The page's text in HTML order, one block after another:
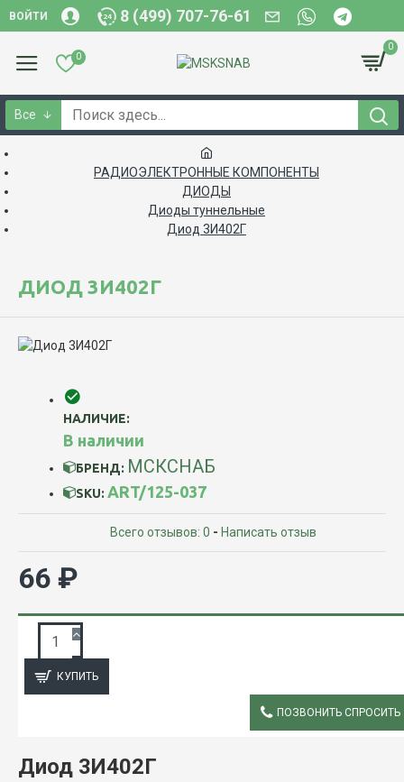
ВОЙТИ 8 (499) 707-76-61
0
0
Все
РАДИОЭЛЕКТРОННЫЕ КОМПОНЕНТЫ
ДИОДЫ
Диоды туннельные
Диод 3И402Г
ДИОД 3И402Г
НАЛИЧИЕ:
В наличии
БРЕНД: МСКСНАБ
SKU: ART/125-037
Всего отзывов: 0 - Написать отзыв
66 ₽
КУПИТЬ
ПОЗВОНИТЬ СПРОСИТЬ
Диод 3И402Г